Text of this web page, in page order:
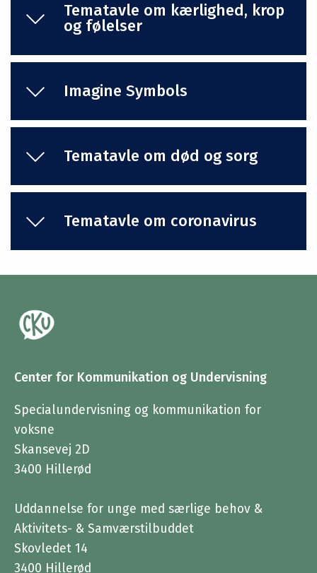
Tematavle om kærlighed, krop
og følelser
Imagine Symbols
Tematavle om død og sorg
Tematavle om coronavirus
Center for Kommunikation og Undervisning
Specialundervisning og kommunikation for
voksne
Skansevej 2D
3400 Hillerød
Uddannelse for unge med særlige behov &
Aktivitets- & Samværstilbuddet
Skovledet 14
3400 Hillerød